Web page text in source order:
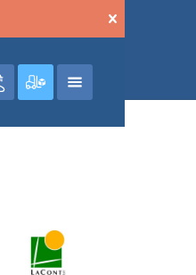
Warenkorb enthält 0